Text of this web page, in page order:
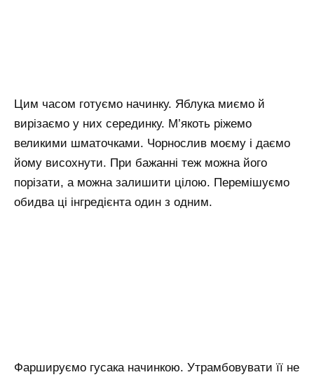
Цим часом готуємо начинку. Яблука миємо й
вирізаємо у них серединку. М’якоть ріжемо
великими шматочками. Чорнослив моєму і даємо
йому висохнути. При бажанні теж можна його
порізати, а можна залишити цілою. Перемішуємо
обидва ці інгредієнта один з одним.
Фаршируємо гусака начинкою. Утрамбовувати її не